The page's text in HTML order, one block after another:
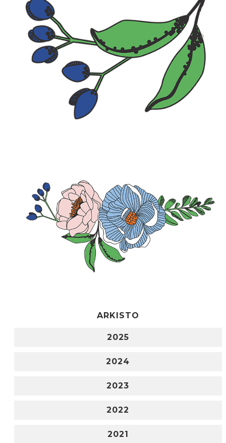
ARKISTO
2025
2024
2023
2022
2021